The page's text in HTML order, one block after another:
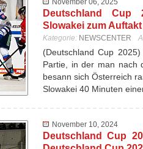
November 06, 2025
Deutschland Cup
Slowakei zum
Kategorie: NEWSCENTER
(Deutschland Cup
Partie, in der man nach
besann sich Österreich
Slowakei 40 Minuten
November 10, 2024
Deutschland Cup